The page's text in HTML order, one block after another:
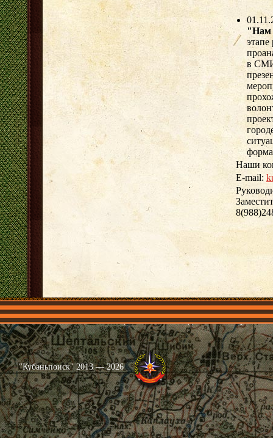
"Нам
этапе
в СМИ
Наши
E-mail:
Главная Имена Общественные объединения Проекты
"Кубаньпоиск" 2013 — 2026